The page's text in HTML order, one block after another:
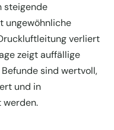
steigende
ungewöhnliche
verliert
zeigt auffällige
sind wertvoll,
und in
werden.